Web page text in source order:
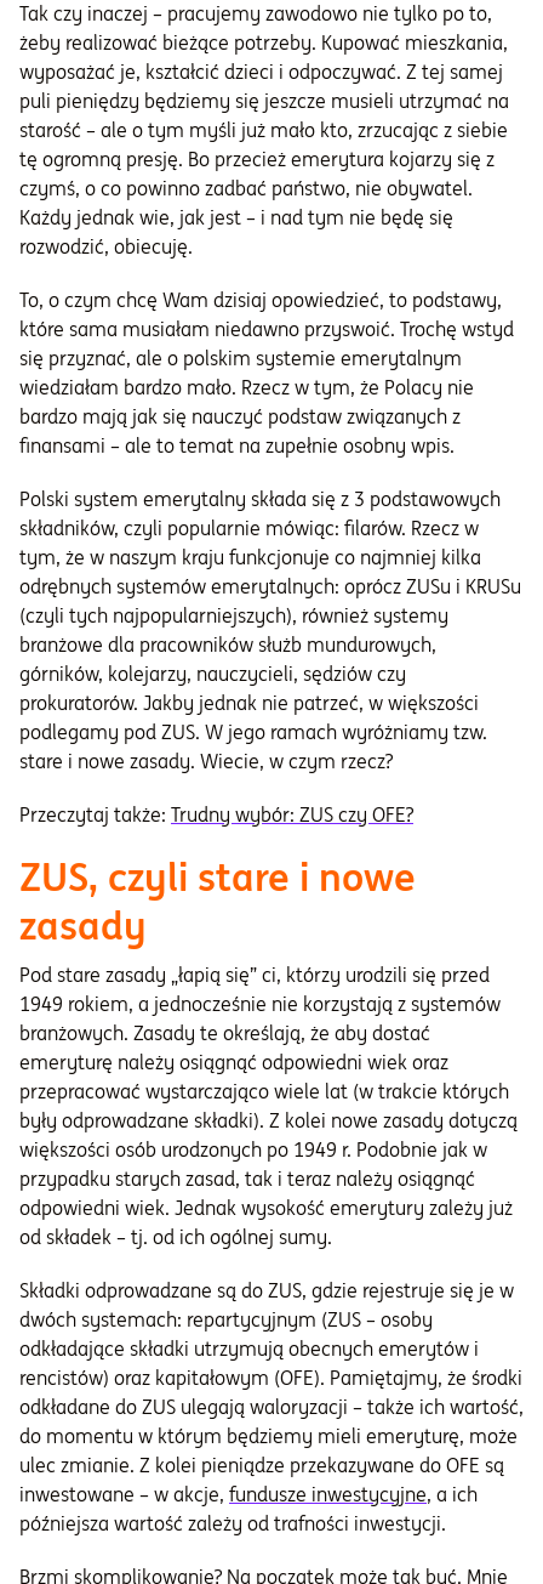
Tak czy inaczej – pracujemy zawodowo nie tylko po to,
żeby realizować bieżące potrzeby. Kupować mieszkania,
wyposażać je, kształcić dzieci i odpoczywać. Z tej samej
puli pieniędzy będziemy się jeszcze musieli utrzymać na
starość – ale o tym myśli już mało kto, zrzucając z siebie
tę ogromną presję. Bo przecież emerytura kojarzy się z
czymś, o co powinno zadbać państwo, nie obywatel.
Każdy jednak wie, jak jest – i nad tym nie będę się
rozwodzić, obiecuję.
To, o czym chcę Wam dzisiaj opowiedzieć, to podstawy,
które sama musiałam niedawno przyswoić. Trochę wstyd
się przyznać, ale o polskim systemie emerytalnym
wiedziałam bardzo mało. Rzecz w tym, że Polacy nie
bardzo mają jak się nauczyć podstaw związanych z
finansami – ale to temat na zupełnie osobny wpis.
Polski system emerytalny składa się z 3 podstawowych
składników, czyli popularnie mówiąc: filarów. Rzecz w
tym, że w naszym kraju funkcjonuje co najmniej kilka
odrębnych systemów emerytalnych: oprócz ZUSu i KRUSu
(czyli tych najpopularniejszych), również systemy
branżowe dla pracowników służb mundurowych,
górników, kolejarzy, nauczycieli, sędziów czy
prokuratorów. Jakby jednak nie patrzeć, w większości
podlegamy pod ZUS. W jego ramach wyróżniamy tzw.
stare i nowe zasady. Wiecie, w czym rzecz?
Przeczytaj także: Trudny wybór: ZUS czy OFE?
ZUS, czyli stare i nowe
zasady
Pod stare zasady „łapią się” ci, którzy urodzili się przed
1949 rokiem, a jednocześnie nie korzystają z systemów
branżowych. Zasady te określają, że aby dostać
emeryturę należy osiągnąć odpowiedni wiek oraz
przepracować wystarczająco wiele lat (w trakcie których
były odprowadzane składki). Z kolei nowe zasady dotyczą
większości osób urodzonych po 1949 r. Podobnie jak w
przypadku starych zasad, tak i teraz należy osiągnąć
odpowiedni wiek. Jednak wysokość emerytury zależy już
od składek – tj. od ich ogólnej sumy.
Składki odprowadzane są do ZUS, gdzie rejestruje się je w
dwóch systemach: repartycyjnym (ZUS – osoby
odkładające składki utrzymują obecnych emerytów i
rencistów) oraz kapitałowym (OFE). Pamiętajmy, że środki
odkładane do ZUS ulegają waloryzacji – także ich wartość,
do momentu w którym będziemy mieli emeryturę, może
ulec zmianie. Z kolei pieniądze przekazywane do OFE są
inwestowane – w akcje, fundusze inwestycyjne, a ich
późniejsza wartość zależy od trafności inwestycji.
Brzmi skomplikowanie? Na początek może tak być. Mnie